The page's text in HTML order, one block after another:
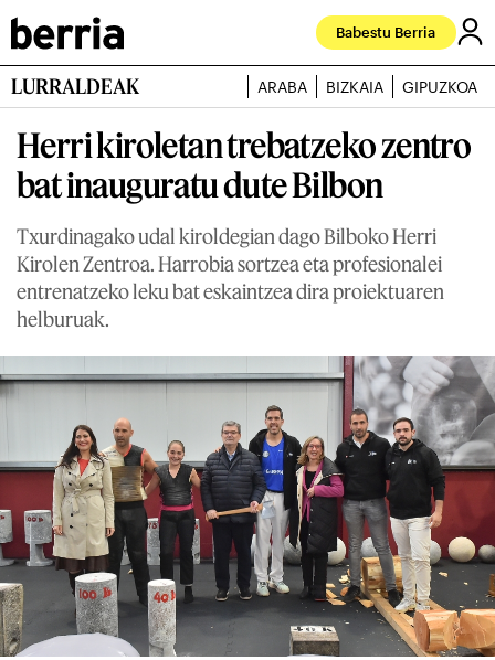
Babestu Berria
LURRALDEAK ARABA BIZKAIA GIPUZKOA
Herri kiroletan trebatzeko zentro
bat inauguratu dute Bilbon
Txurdinagako udal kiroldegian dago Bilboko Herri
Kirolen Zentroa. Harrobia sortzea eta profesionalei
entrenatzeko leku bat eskaintzea dira proiektuaren
helburuak.